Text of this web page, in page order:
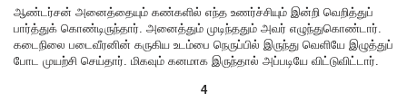
ஆண்டர்சன் அனைத்தையும் கண்களில் எந்த உணர்ச்சியும் இன்றி வெறித்துப்
பார்த்துக் கொண்டிருந்தார். அனைத்தும் முடிந்ததும் அவர் எழுந்துகொண்டார்.
கடைநிலை படைவீரனின் கருகிய உடம்பை நெருப்பில் இருந்து வெளியே இழுத்துப்
போட முயற்சி செய்தார். மிகவும் கனமாக இருந்தால் அப்படியே விட்டுவிட்டார்.
4